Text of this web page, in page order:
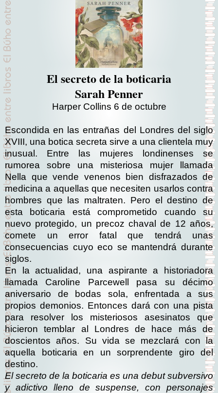
El secreto de la boticaria
Sarah Penner
Harper Collins 6 de octubre
Escondida en las entrañas del Londres del siglo
XVIII, una botica secreta sirve a una clientela muy
inusual. Entre las mujeres londinenses se
rumorea sobre una misteriosa mujer llamada
Nella que vende venenos bien disfrazados de
medicina a aquellas que necesiten usarlos contra
hombres que las maltraten. Pero el destino de
esta boticaria está comprometido cuando su
nuevo protegido, un precoz chaval de 12 años,
comete un error fatal que tendrá unas
consecuencias cuyo eco se mantendrá durante
siglos.
En la actualidad, una aspirante a historiadora
llamada Caroline Parcewell pasa su décimo
aniversario de bodas sola, enfrentada a sus
propios demonios. Entonces dará con una pista
para resolver los misteriosos asesinatos que
hicieron temblar al Londres de hace más de
doscientos años. Su vida se mezclará con la
aquella boticaria en un sorprendente giro del
destino.
El secreto de la boticaria es una debut subversivo
y adictivo lleno de suspense, con personajes